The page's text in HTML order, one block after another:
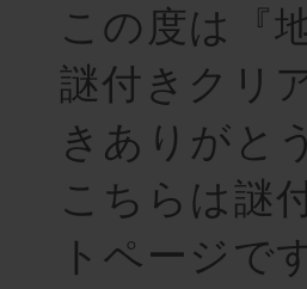
この度は『
謎付きクリ
きありがと
こちらは謎
トページで